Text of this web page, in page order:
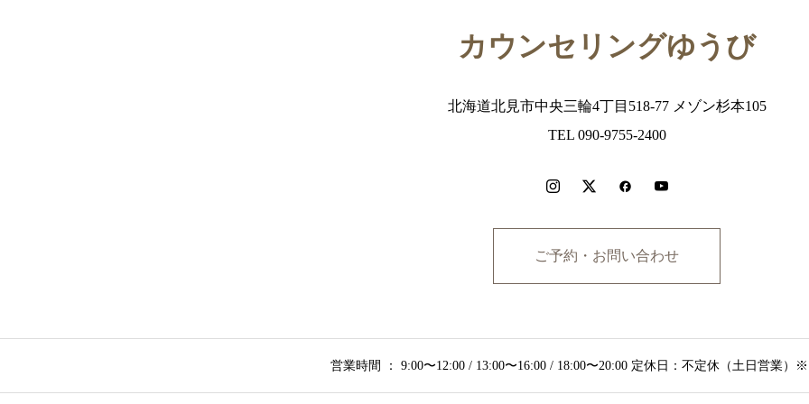
カウンセリングゆうび
北海道北見市中央三輪4丁目518-77 メゾン杉本105
TEL 090-9755-2400
ご予約・お問い合わせ
営業時間 ： 9:00〜12:00 / 13:00〜16:00 / 18:00〜20:00 定休日：不定休（土日営業）